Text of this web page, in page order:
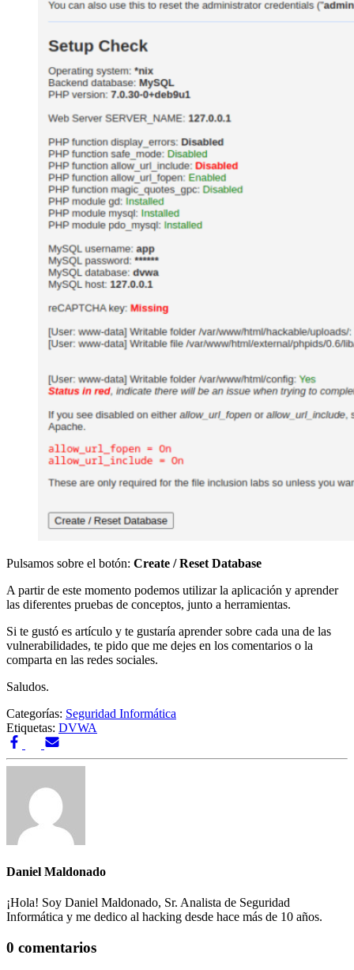
Pulsamos sobre el botón: Create / Reset Database
A partir de este momento podemos utilizar la aplicación y aprender
las diferentes pruebas de conceptos, junto a herramientas.
Si te gustó es artículo y te gustaría aprender sobre cada una de las
vulnerabilidades, te pido que me dejes en los comentarios o la
comparta en las redes sociales.
Saludos.
Categorías: Seguridad Informática
Etiquetas: DVWA
Daniel Maldonado
¡Hola! Soy Daniel Maldonado, Sr. Analista de Seguridad
Informática y me dedico al hacking desde hace más de 10 años.
0 comentarios